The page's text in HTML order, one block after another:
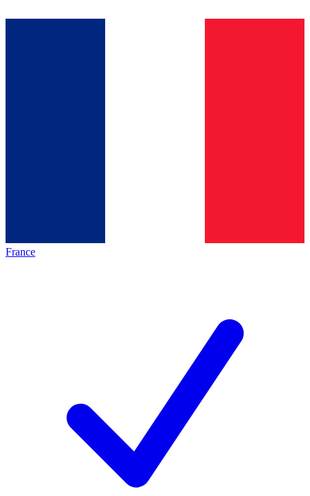
France